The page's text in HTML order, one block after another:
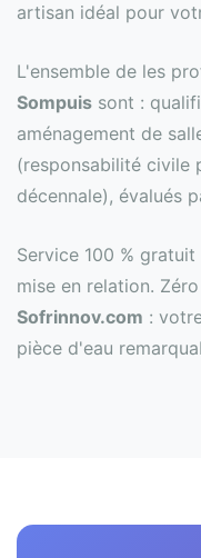
artisan idéal pour
L'ensemble de les
Sompuis sont :
aménagement de
(responsabilité civile
décennale), évalués
Service 100 %
mise en relation.
Sofrinnov.com :
pièce d'eau